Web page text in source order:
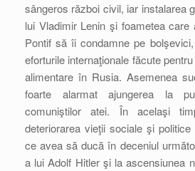
sângeros război civil, iar instalarea
lui Vladimir Lenin şi foametea
Pontif să îi condamne pe
eforturile internaţionale făcute
alimentare în Rusia. Asemenea
foarte alarmat ajungerea la
comuniştilor atei. În acelaşi
deteriorarea vieţii sociale şi
ce avea să ducă în deceniul
a lui Adolf Hitler şi la ascensiunea